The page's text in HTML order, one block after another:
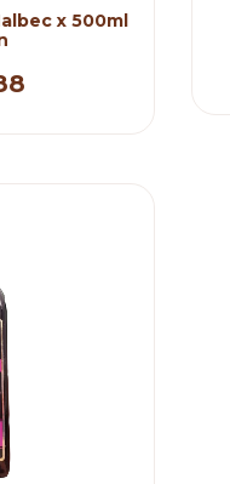
x 500ml